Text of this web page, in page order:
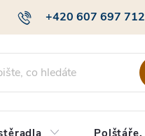
+420 607 697 712
podmínky Podmínky